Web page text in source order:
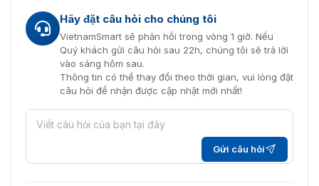
Hãy đặt câu hỏi cho chúng tôi
VietnamSmart sẽ phản hồi trong vòng 1 giờ. Nếu
Quý khách gửi câu hỏi sau 22h, chúng tôi sẽ trả lời
vào sáng hôm sau.
Thông tin có thể thay đổi theo thời gian, vui lòng đặt
câu hỏi để nhận được cập nhật mới nhất!
Gửi câu hỏi